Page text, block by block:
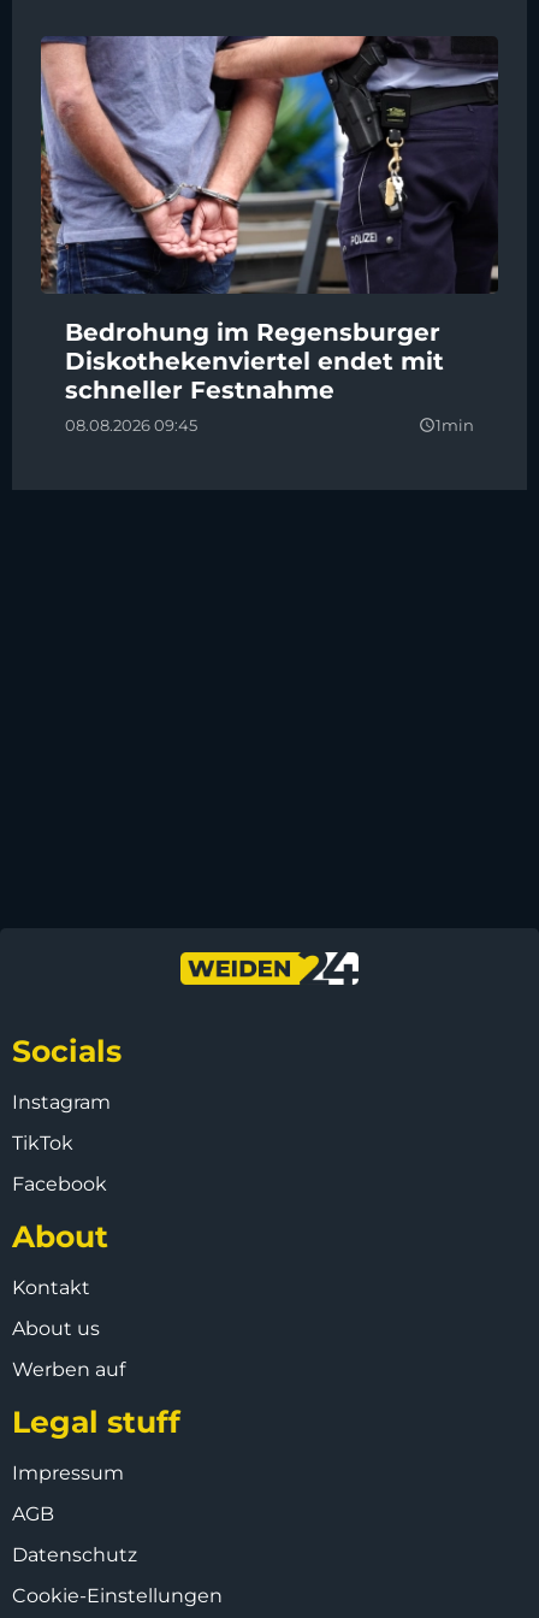
Bedrohung im Regensburger
Diskothekenviertel endet mit
schneller Festnahme
08.08.2026 09:45 query_builder1min
Socials
Instagram
TikTok
Facebook
About
Kontakt
About us
Werben auf
Legal stuff
Impressum
AGB
Datenschutz
Cookie-Einstellungen